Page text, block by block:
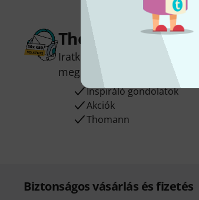
Thomann hírlevél
Iratkozz fel a Thomann
megnyerheted a
Inspiráló gondolatok
Akciók
Thomann
Biztonságos vásárlás és fizetés